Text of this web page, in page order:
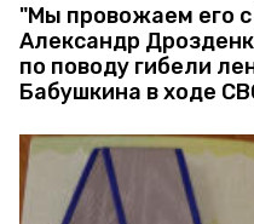
"Мы провожаем его
Александр
по поводу гибели
Бабушкина в ходе